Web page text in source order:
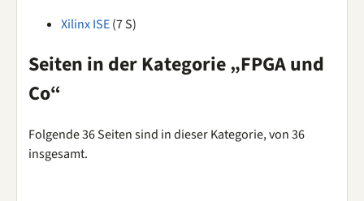
Xilinx ISE(7 S)
Seiten in der Kategorie „FPGA und
Co“
Folgende 36 Seiten sind in dieser Kategorie, von 36
insgesamt.